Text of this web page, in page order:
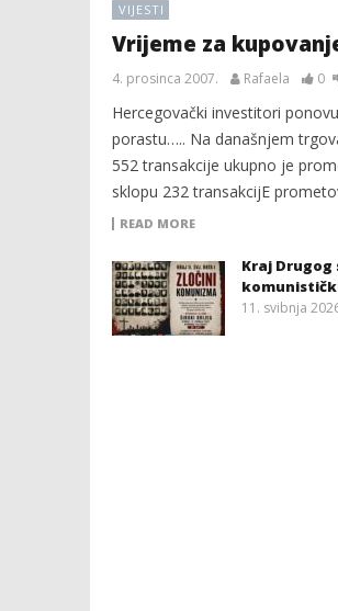
VIJESTI
Vrijeme za
4. prosinca 2007. Rafaela 0
Hercegovački investitori
porastu….. Na današnjem
552 transakcije ukupno je
sklopu 232 transakcijE
READ MORE
Kraj
11. svibnja